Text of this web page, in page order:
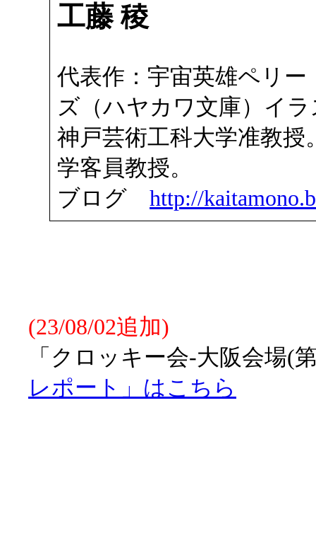
工藤 稜
代表作：宇宙英雄ペリ
ズ（ハヤカワ文庫）イ
神戸芸術工科大学准教授
学客員教授。
ブログ http://
(23/08/02追加)
「クロッキー会-大阪会場(
レポート」はこちら